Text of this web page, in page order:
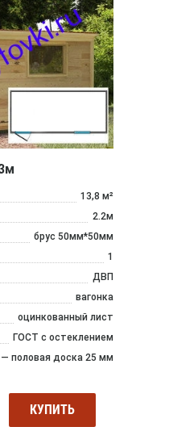
13,8 м²
2.2м
брус 50мм*50мм
1
ДВП
вагонка
оцинкованный лист
ГОСТ с остеклением
половая доска 25 мм
КУПИТЬ